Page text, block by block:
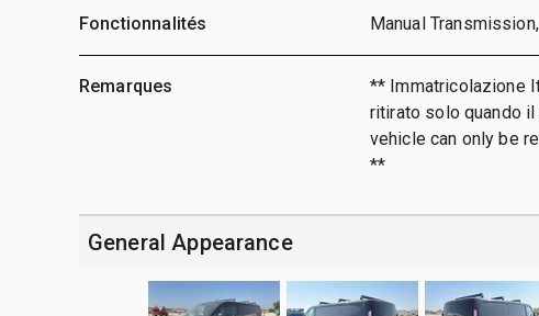
Fonctionnalités Manual
Remarques
** Immatricolazione
ritirato solo quando
vehicle can only be
**
General Appearance